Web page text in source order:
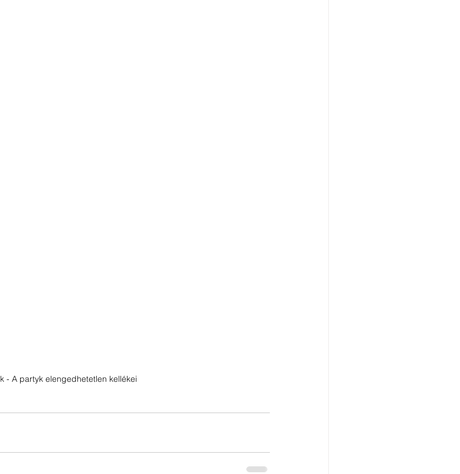
- A partyk elengedhetetlen kellékei